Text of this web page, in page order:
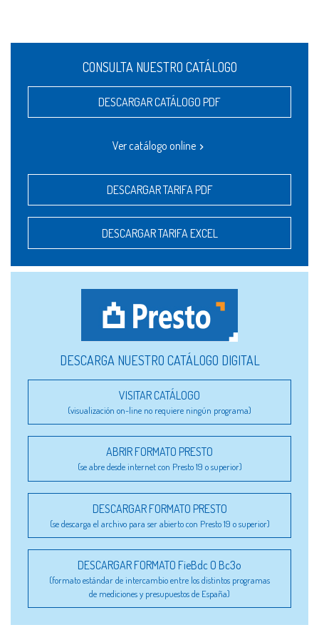
CONSULTA NUESTRO CATÁLOGO
DESCARGAR CATÁLOGO PDF
Ver catálogo online
DESCARGAR TARIFA PDF
DESCARGAR TARIFA EXCEL
DESCARGA NUESTRO CATÁLOGO DIGITAL
VISITAR CATÁLOGO
(visualización on-line no requiere ningún programa)
ABRIR FORMATO PRESTO
(se abre desde internet con Presto 19 o superior)
DESCARGAR FORMATO PRESTO
(se descarga el archivo para ser abierto con Presto 19 o superior)
DESCARGAR FORMATO FieBdc O Bc3o
(formato estándar de intercambio entre los distintos programas
de mediciones y presupuestos de España)